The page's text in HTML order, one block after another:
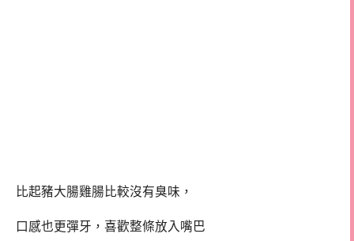
比起豬大腸雞腸比較沒有臭味，
口感也更彈牙，喜歡整條放入嘴巴